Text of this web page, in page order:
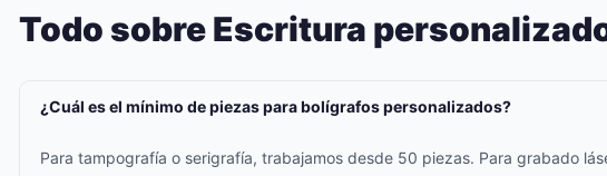
Todo sobre Escritura
¿Cuál es el mínimo de piezas para bolígrafos personalizados?
Para tampografía o serigrafía, trabajamos desde 50 piezas. Para grabado